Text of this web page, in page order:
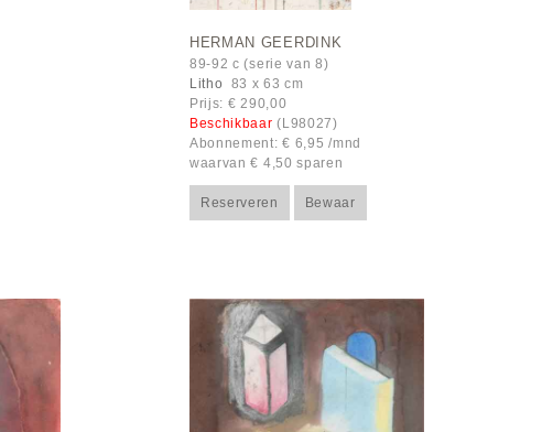
HERMAN GEERDINK
89-92 c (serie van 8)
Litho
83 x 63 cm
Prijs: € 290,00
Beschikbaar(L98027)
Abonnement: € 6,95 /mnd
waarvan € 4,50 sparen
Reserveren Bewaar